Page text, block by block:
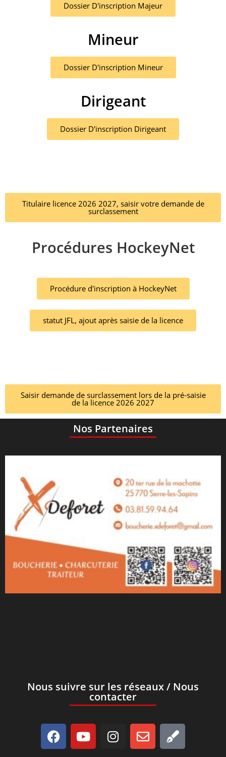
Dossier D'inscription Majeur
Mineur
Dossier D'inscription Mineur
Dirigeant
Dossier D'inscription Dirigeant
Titulaire licence 2026 2027, saisir votre demande de
surclassement
Procédures HockeyNet
Procédure d'inscription à HockeyNet
statut JFL, ajout après saisie de la licence
Saisir demande de surclassement lors de la pré-saisie
de la licence 2026 2027
Nos Partenaires
Nous suivre sur les réseaux / Nous
contacter